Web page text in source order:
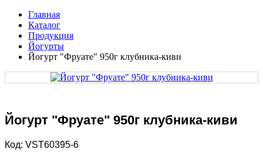
Главная
Каталог
Продукция
Йогурты
Йогурт "Фруате" 950г клубника-киви
Йогурт "Фруате" 950г клубника-киви
Код: VST60395-6